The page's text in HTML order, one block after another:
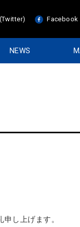
Facebook
NEWS
し上げます。